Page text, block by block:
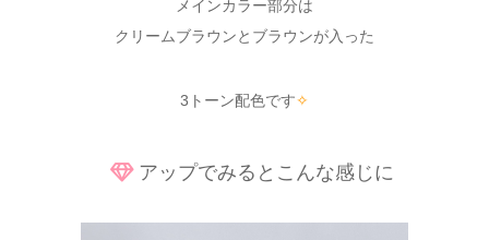
メインカラー部分は
クリームブラウンとブラウンが入った
3トーン配色です✧
アップでみるとこんな感じに